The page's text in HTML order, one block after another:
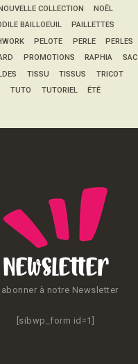
COLLECTION
NOËL
BAILLOEUIL
PAILLETTES
PELOTE PERLE
PERLES
PROMOTIONS RAPHIA
SAC
TISSU TISSUS
TRICOT
TUTO
TUTORIEL ÉTÉ
Newsletter
à notre Newsletter
[sibwp_form id=1]